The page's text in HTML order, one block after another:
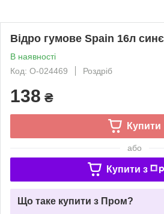
Відро гумове Spain 16л
В наявності
Код: О-024469
Роздріб
138 ₴
Купити
або
Купити з
Що таке купити з Пром?